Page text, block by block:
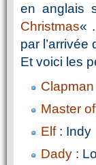
en anglais
Christmas«
par
Et voici les
Clapman
Master
Elf: Indy
Dady :